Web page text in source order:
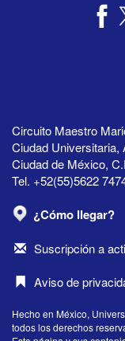
Circuito Maestro
Ciudad Universitaria,
Ciudad de México,
Tel. +52(55)5622
¿Cómo llegar?
Suscripción a
Aviso de
Hecho en México,
todos los derechos